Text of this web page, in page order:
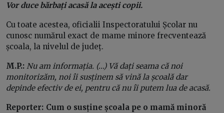
Vor duce bărbați acasă la acești copii.
Cu toate acestea, oficialii Inspectoratului Școlar nu
cunosc numărul exact de mame minore frecventează
școala, la nivelul de județ.
M.P.: Nu am informația. (...) Vă dați seama că noi
monitorizăm, noi îi susținem să vină la școală dar
depinde efectiv de ei, pentru că nu îi putem lua de acasă.
Reporter: Cum o susține școala pe o mamă minoră